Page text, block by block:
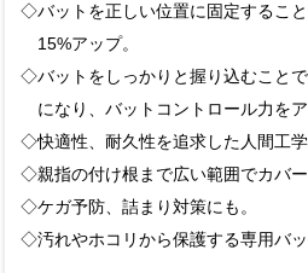
◇バットを正しい位置に固定するこ
15%アップ。
◇バットをしっかりと握り込むこと
になり、バットコントロール力をア
◇快適性、耐久性を追求した人間工学
◇親指の付け根まで広い範囲でカバー
◇ケガ予防、詰まり対策にも。
◇汚れやホコリから保護する専用バッ